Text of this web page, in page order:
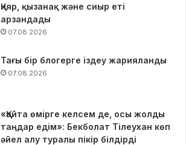
Қияр, қызанақ және сиыр еті
арзандады
07.08.2026
Тағы бір блогерге іздеу жарияланды
07.08.2026
«Қайта өмірге келсем де, осы жолды
таңдар едім»: Бекболат Тілеухан көп
әйел алу туралы пікір білдірді